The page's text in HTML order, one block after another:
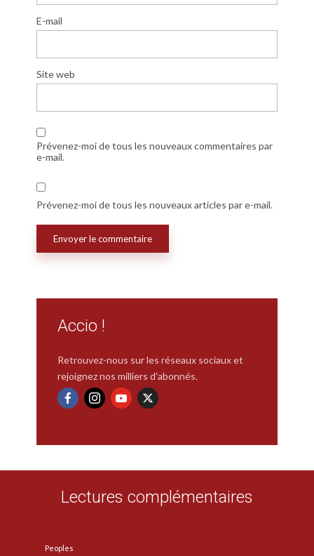
E-mail
Site web
Prévenez-moi de tous les nouveaux commentaires par
e-mail.
Prévenez-moi de tous les nouveaux articles par e-mail.
Accio !
Retrouvez-nous sur les réseaux sociaux et
rejoignez nos milliers d'abonnés.
Lectures complémentaires
Peoples